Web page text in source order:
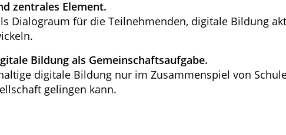
zentrales Element.
Dialograum für die Teilnehmenden, digitale Bildung
Bildung als Gemeinschaftsaufgabe.
digitale Bildung nur im Zusammenspiel von
gelingen kann.